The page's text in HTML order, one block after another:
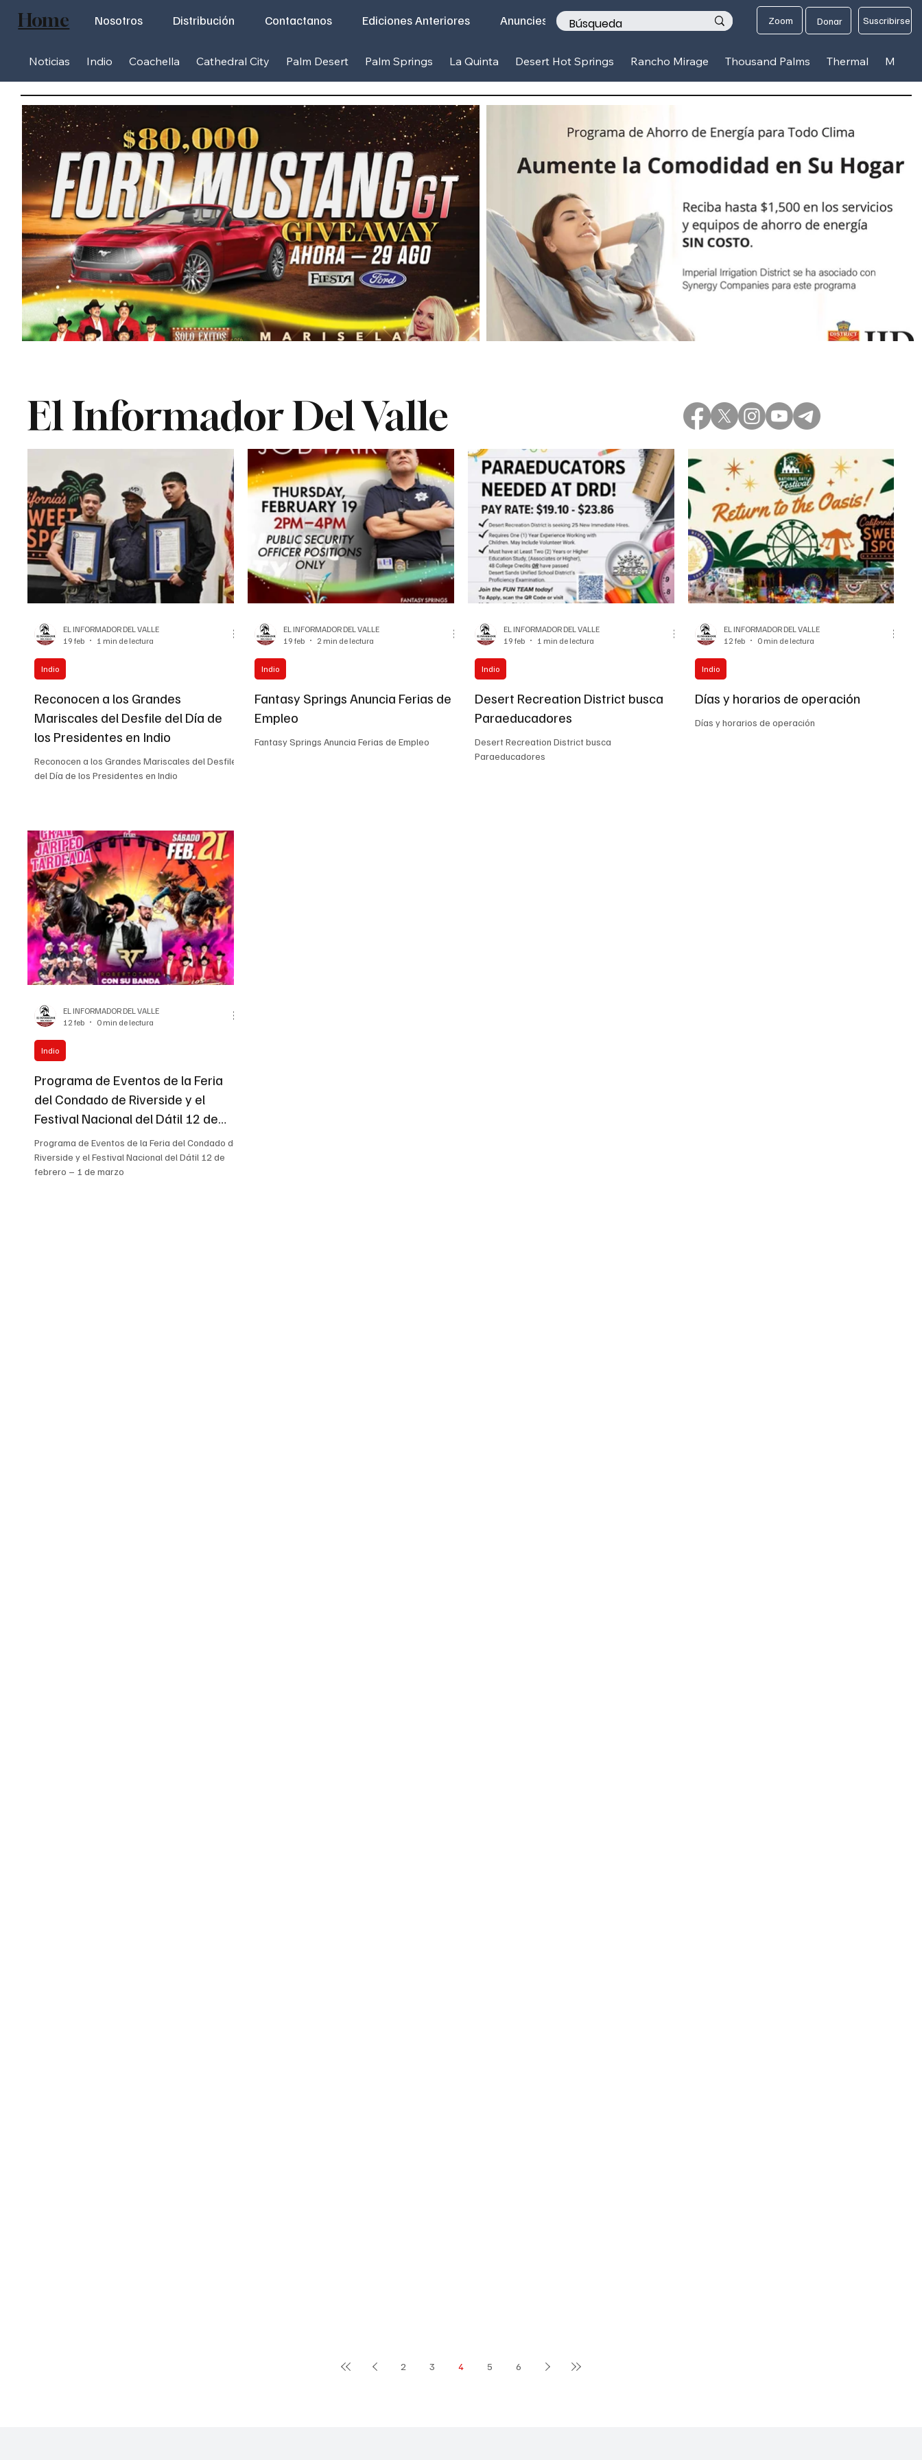
Noticias Indio Coachella Cathedral City Palm Desert Palm Springs La Quinta Desert Hot Springs Rancho Mirage Thousand Palms Thermal Mecca
Nosotros Distribución Contactanos Ediciones Anteriores Anunciese con nosotros Zoom Donar Suscribirse
Home
El Informador Del Valle
Reconocen a los Grandes
Mariscales del Desfile del Día de
los Presidentes en Indio
Reconocen a los Grandes Mariscales del Desfile
del Día de los Presidentes en Indio
Indio
EL INFORMADOR DEL VALLE
19 feb
1 min de lectura
Fantasy Springs Anuncia Ferias de
Empleo
Fantasy Springs Anuncia Ferias de Empleo
Indio
EL INFORMADOR DEL VALLE
19 feb
2 min de lectura
Desert Recreation District busca
Paraeducadores
Desert Recreation District busca
Paraeducadores
Indio
EL INFORMADOR DEL VALLE
19 feb
1 min de lectura
Días y horarios de operación
Días y horarios de operación
Indio
EL INFORMADOR DEL VALLE
12 feb
0 min de lectura
Programa de Eventos de la Feria
del Condado de Riverside y el
Festival Nacional del Dátil 12 de
febrero – 1 de marzo
Programa de Eventos de la Feria del Condado de
Riverside y el Festival Nacional del Dátil 12 de
febrero – 1 de marzo
Indio
EL INFORMADOR DEL VALLE
12 feb
0 min de lectura
2 3 4 5 6